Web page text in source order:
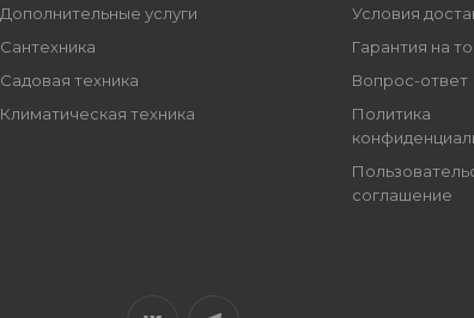
Дополнительные услуги
Сантехника
Садовая техника
Климатическая техника
Условия
Гарантия на
Вопрос-ответ
Политика
соглашение